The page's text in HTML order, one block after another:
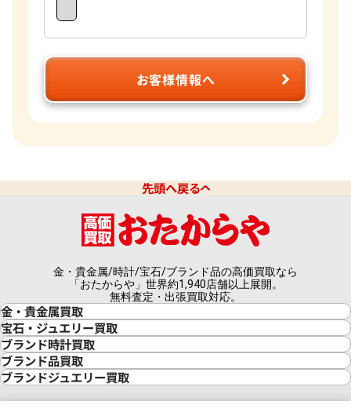
お客様情報へ
先頭へ戻る
金・貴金属/時計/宝石/ブランド品の高価買取なら
「おたからや」世界約1,940店舗以上展開。
無料査定・出張買取対応。
金・貴金属買取
金買取
金の相場価格情報
金の参考買取価格一覧
インゴット買取
インゴットの相場価格情報
24金買取
宝石・ジュエリー買取
宝石・ジュエリー買取
ダイヤモンド買取
ダイヤモンド・宝石の参考価格一覧
リング・結婚指輪買取
エメラルド買取
ブランド時計買取
時計買取
ロレックス買取
ロレックス デイトナ買取
ロレックス サブマリーナー買取
ブランド品買取
ブランド買取
ブランドジュエリー買取